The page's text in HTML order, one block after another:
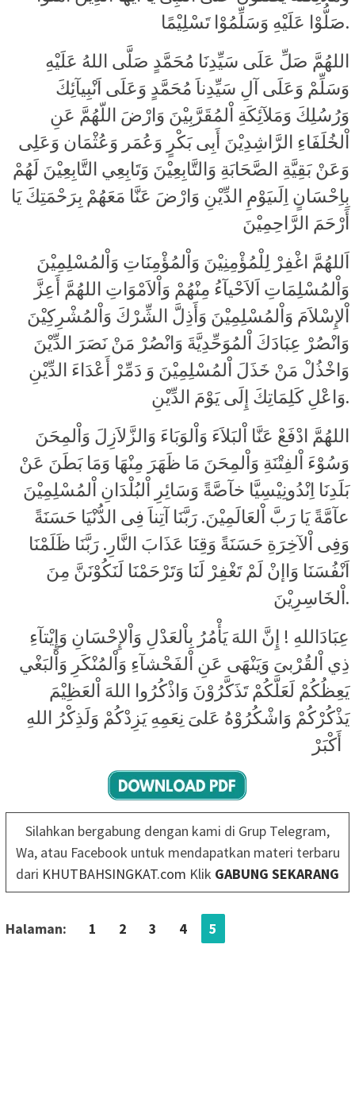
صَلُّوْا عَلَيْهِ وَسَلِّمُوْا تَسْلِيْمًا.
اللهُمَّ صَلِّ عَلَى سَيِّدِنَا مُحَمَّدٍ صَلَّى اللهُ عَلَيْهِ
وَسَلِّمْ وَعَلَى آلِ سَيِّدِناَ مُحَمَّدٍ وَعَلَى اَنْبِيآئِكَ
وَرُسُلِكَ وَمَلآئِكَةِ اْلمُقَرَّبِيْنَ وَارْضَ اللّهُمَّ عَنِ
اْلخُلَفَاءِ الرَّاشِدِيْنَ أَبِى بَكْرٍ وَعُمَر وَعُثْمَان وَعَلِى
وَعَنْ بَقِيَّةِ الصَّحَابَةِ وَالتَّابِعِيْنَ وَتَابِعِي التَّابِعِيْنَ لَهُمْ
بِاِحْسَانٍ اِلَىيَوْمِ الدِّيْنِ وَارْضَ عَنَّا مَعَهُمْ بِرَحْمَتِكَ يَا
أَرْحَمَ الرَّاحِمِيْنَ
اَللهُمَّ اغْفِرْ لِلْمُؤْمِنِيْنَ وَاْلمُؤْمِنَاتِ وَاْلمُسْلِمِيْنَ
وَاْلمُسْلِمَاتِ اَلاَحْيآءُ مِنْهُمْ وَاْلاَمْوَاتِ اللهُمَّ أَعِزَّ
اْلإِسْلاَمَ وَاْلمُسْلِمِيْنَ وَأَذِلَّ الشِّرْكَ وَاْلمُشْرِكِيْنَ
وَانْصُرْ عِبَادَكَ اْلمُوَحِّدِيَّةَ وَانْصُرْ مَنْ نَصَرَ الدِّيْنَ
وَاخْذُلْ مَنْ خَذَلَ اْلمُسْلِمِيْنَ وَ دَمِّرْ أَعْدَاءَ الدِّيْنِ
وَاعْلِ كَلِمَاتِكَ إِلَى يَوْمَ الدِّيْنِ.
اللهُمَّ ادْفَعْ عَنَّا اْلبَلاَءَ وَاْلوَبَاءَ وَالزَّلاَزِلَ وَاْلمِحَنَ
وَسُوْءَ اْلفِتْنَةِ وَاْلمِحَنَ مَا ظَهَرَ مِنْهَا وَمَا بَطَنَ عَنْ
بَلَدِنَا اِنْدُونِيْسِيَّا خآصَّةً وَسَائِرِ اْلبُلْدَانِ اْلمُسْلِمِيْنَ
عآمَّةً يَا رَبَّ اْلعَالَمِيْنَ. رَبَّنَا آتِناَ فِى الدُّنْيَا حَسَنَةً
وَفِى اْلآخِرَةِ حَسَنَةً وَقِنَا عَذَابَ النَّارِ. رَبَّنَا ظَلَمْنَا
اَنْفُسَنَا وَاإنْ لَمْ تَغْفِرْ لَنَا وَتَرْحَمْنَا لَنَكُوْنَنَّ مِنَ
اْلخَاسِرِيْنَ.
عِبَادَاللهِ ! إِنَّ اللهَ يَأْمُرُ بِاْلعَدْلِ وَاْلإِحْسَانِ وَإِيْتآءِ
ذِي اْلقُرْبىَ وَيَنْهَى عَنِ اْلفَحْشآءِ وَاْلمُنْكَرِ وَاْلبَغْي
يَعِظُكُمْ لَعَلَّكُمْ تَذَكَّرُوْنَ وَاذْكُرُوا اللهَ اْلعَظِيْمَ
يَذْكُرْكُمْ وَاشْكُرُوْهُ عَلىَ نِعَمِهِ يَزِدْكُمْ وَلَذِكْرُ اللهِ
Silahkan bergabung dengan kami di Grup Telegram,
Wa, atau Facebook untuk mendapatkan materi terbaru
dari KHUTBAHSINGKAT.com Klik GABUNG SEKARANG
Halaman: 1 2 3 4 5